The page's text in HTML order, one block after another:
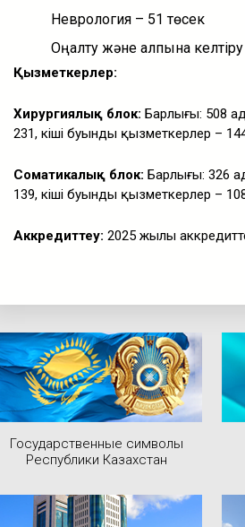
Неврология – 51 төсек
Оңалту және қалпына
Қызметкерлер:
Хирургиялық блок: Барлығы: 508
231, кіші буынды қызметкерлер –
Соматикалық блок: Барлығы: 326
139, кіші буынды қызметкерлер –
Аккредиттеу: 2025 жылы
Государственные символы
Республики Казахстан